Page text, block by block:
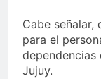
Cabe señalar,
para el
dependencias
Jujuy.